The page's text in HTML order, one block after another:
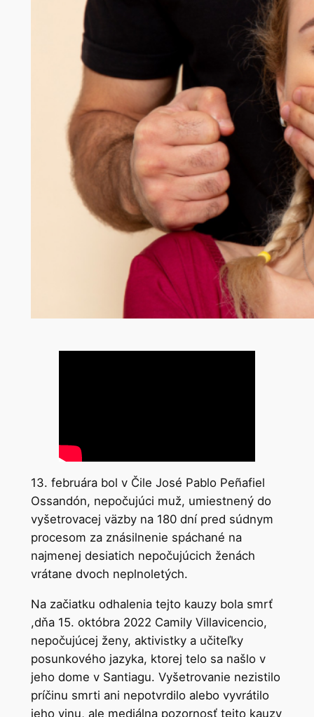
13. februára bol v Čile José Pablo Peñafiel
Ossandón, nepočujúci muž, umiestnený do
vyšetrovacej väzby na 180 dní pred súdnym
procesom za znásilnenie spáchané na
najmenej desiatich nepočujúcich ženách
vrátane dvoch neplnoletých.
Na začiatku odhalenia tejto kauzy bola smrť
,dňa 15. októbra 2022 Camily Villavicencio,
nepočujúcej ženy, aktivistky a učiteľky
posunkového jazyka, ktorej telo sa našlo v
jeho dome v Santiagu. Vyšetrovanie nezistilo
príčinu smrti ani nepotvrdilo alebo vyvrátilo
jeho vinu, ale mediálna pozornosť tejto kauzy